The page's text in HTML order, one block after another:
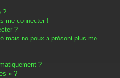
?
me connecter !
?
mais ne peux à présent plus me
?
» ?